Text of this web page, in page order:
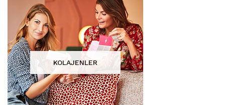
KOLAJENLER